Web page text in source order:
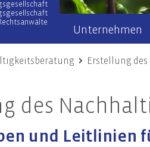
Unternehmen
Team
Erstellung
des
und